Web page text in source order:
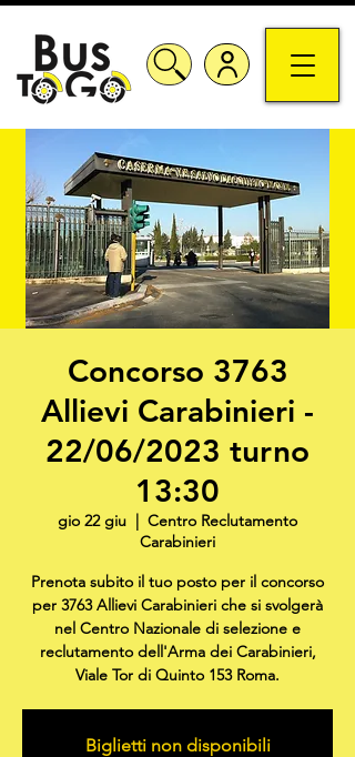
Concorso 3763
Allievi Carabinieri -
22/06/2023 turno
13:30
gio 22 giu
  |
Centro Reclutamento
Carabinieri
Prenota subito il tuo posto per il concorso
per 3763 Allievi Carabinieri che si svolgerà
nel Centro Nazionale di selezione e
reclutamento dell'Arma dei Carabinieri,
Viale Tor di Quinto 153 Roma.
Biglietti non disponibili